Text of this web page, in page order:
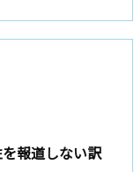
報道しない訳